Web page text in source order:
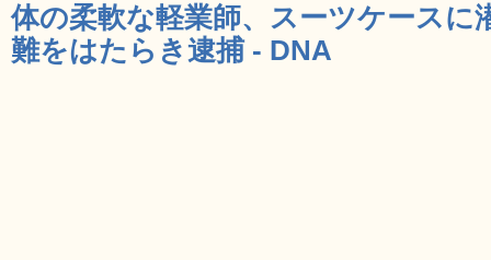
体の柔軟な軽業師、スーツケースに
難をはたらき逮捕 - DNA